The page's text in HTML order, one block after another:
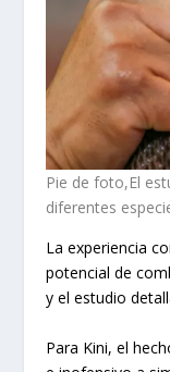
Pie de foto,El
diferentes
La experiencia
potencial de
y el estudio
Para Kini, el